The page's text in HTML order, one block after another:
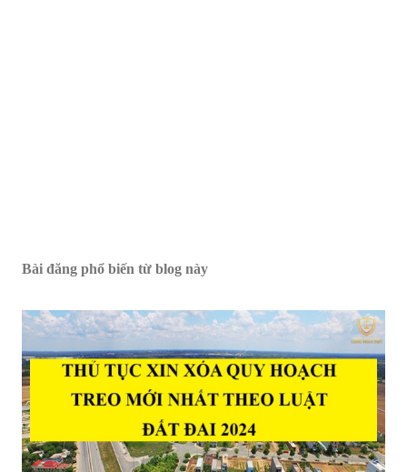
Bài đăng phổ biến từ blog này